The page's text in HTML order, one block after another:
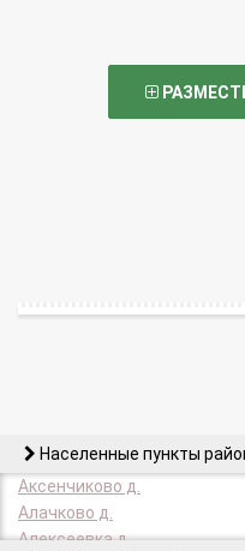
Населенные пункты
Аксенчиково д.
Алачково д.
Алексеевка д.